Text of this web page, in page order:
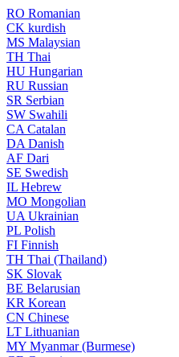
RO Romanian
CK kurdish
MS Malaysian
TH Thai
HU Hungarian
RU Russian
SR Serbian
SW Swahili
CA Catalan
DA Danish
AF Dari
SE Swedish
IL Hebrew
MO Mongolian
UA Ukrainian
PL Polish
FI Finnish
TH Thai (Thailand)
SK Slovak
BE Belarusian
KR Korean
CN Chinese
LT Lithuanian
MY Myanmar (Burmese)